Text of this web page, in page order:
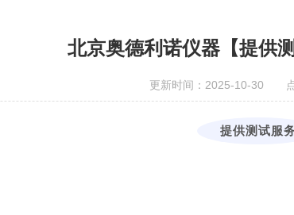
北京奥德利诺仪器【提供
更新时间：2025-10-30 点
提供测试服